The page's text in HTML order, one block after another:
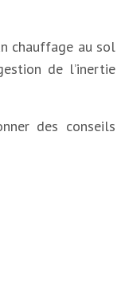
chauffage au sol
de l’inertie
des conseils